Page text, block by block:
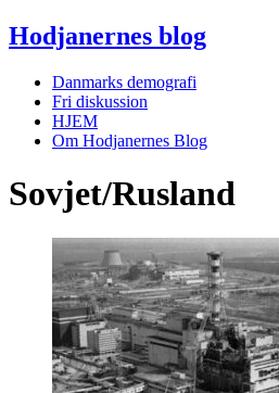
Hodjanernes blog
Danmarks demografi
Fri diskussion
HJEM
Om Hodjanernes Blog
Sovjet/Rusland